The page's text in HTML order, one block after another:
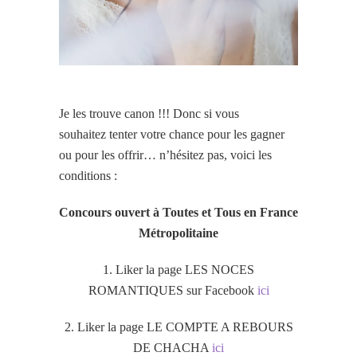
Je les trouve canon !!! Donc si vous
souhaitez tenter votre chance pour les gagner
ou pour les offrir… n’hésitez pas, voici les
conditions :
Concours ouvert à Toutes et Tous en France
Métropolitaine
1. Liker la page LES NOCES
ROMANTIQUES sur Facebook ici
2. Liker la page LE COMPTE A REBOURS
DE CHACHA ici